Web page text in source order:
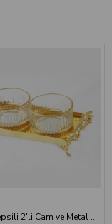
Emayra Tepsili 2'li Cam ve Metal Çerezlik Seti - Altın